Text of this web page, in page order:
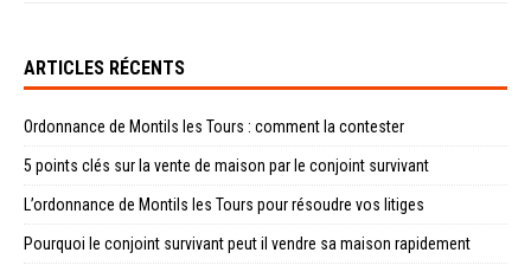
ARTICLES RÉCENTS
Ordonnance de Montils les Tours : comment la contester
5 points clés sur la vente de maison par le conjoint survivant
L’ordonnance de Montils les Tours pour résoudre vos litiges
Pourquoi le conjoint survivant peut il vendre sa maison rapidement